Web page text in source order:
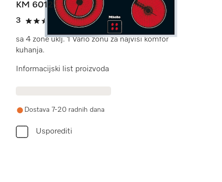
KM 6012
3
3 od 5
(1 recenzija)
sa 4 zone uklj. 1 Vario zonu za najviši komfor
kuhanja.
Informacijski list proizvoda
Dostava 7-20 radnih dana
Usporediti